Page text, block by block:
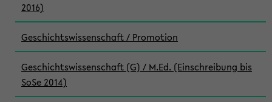
2016)
Geschichtswissenschaft / Promotion
Geschichtswissenschaft (G) / M.Ed. (Einschreibung bis
SoSe 2014)